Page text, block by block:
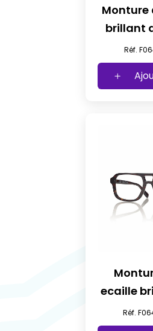
brillant
Réf.
ecaille
Réf.